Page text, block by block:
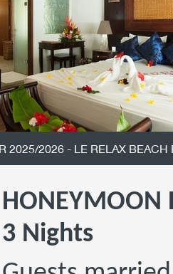
2025/2026 - LE RELAX BEACH
HONEYMOON
3 Nights